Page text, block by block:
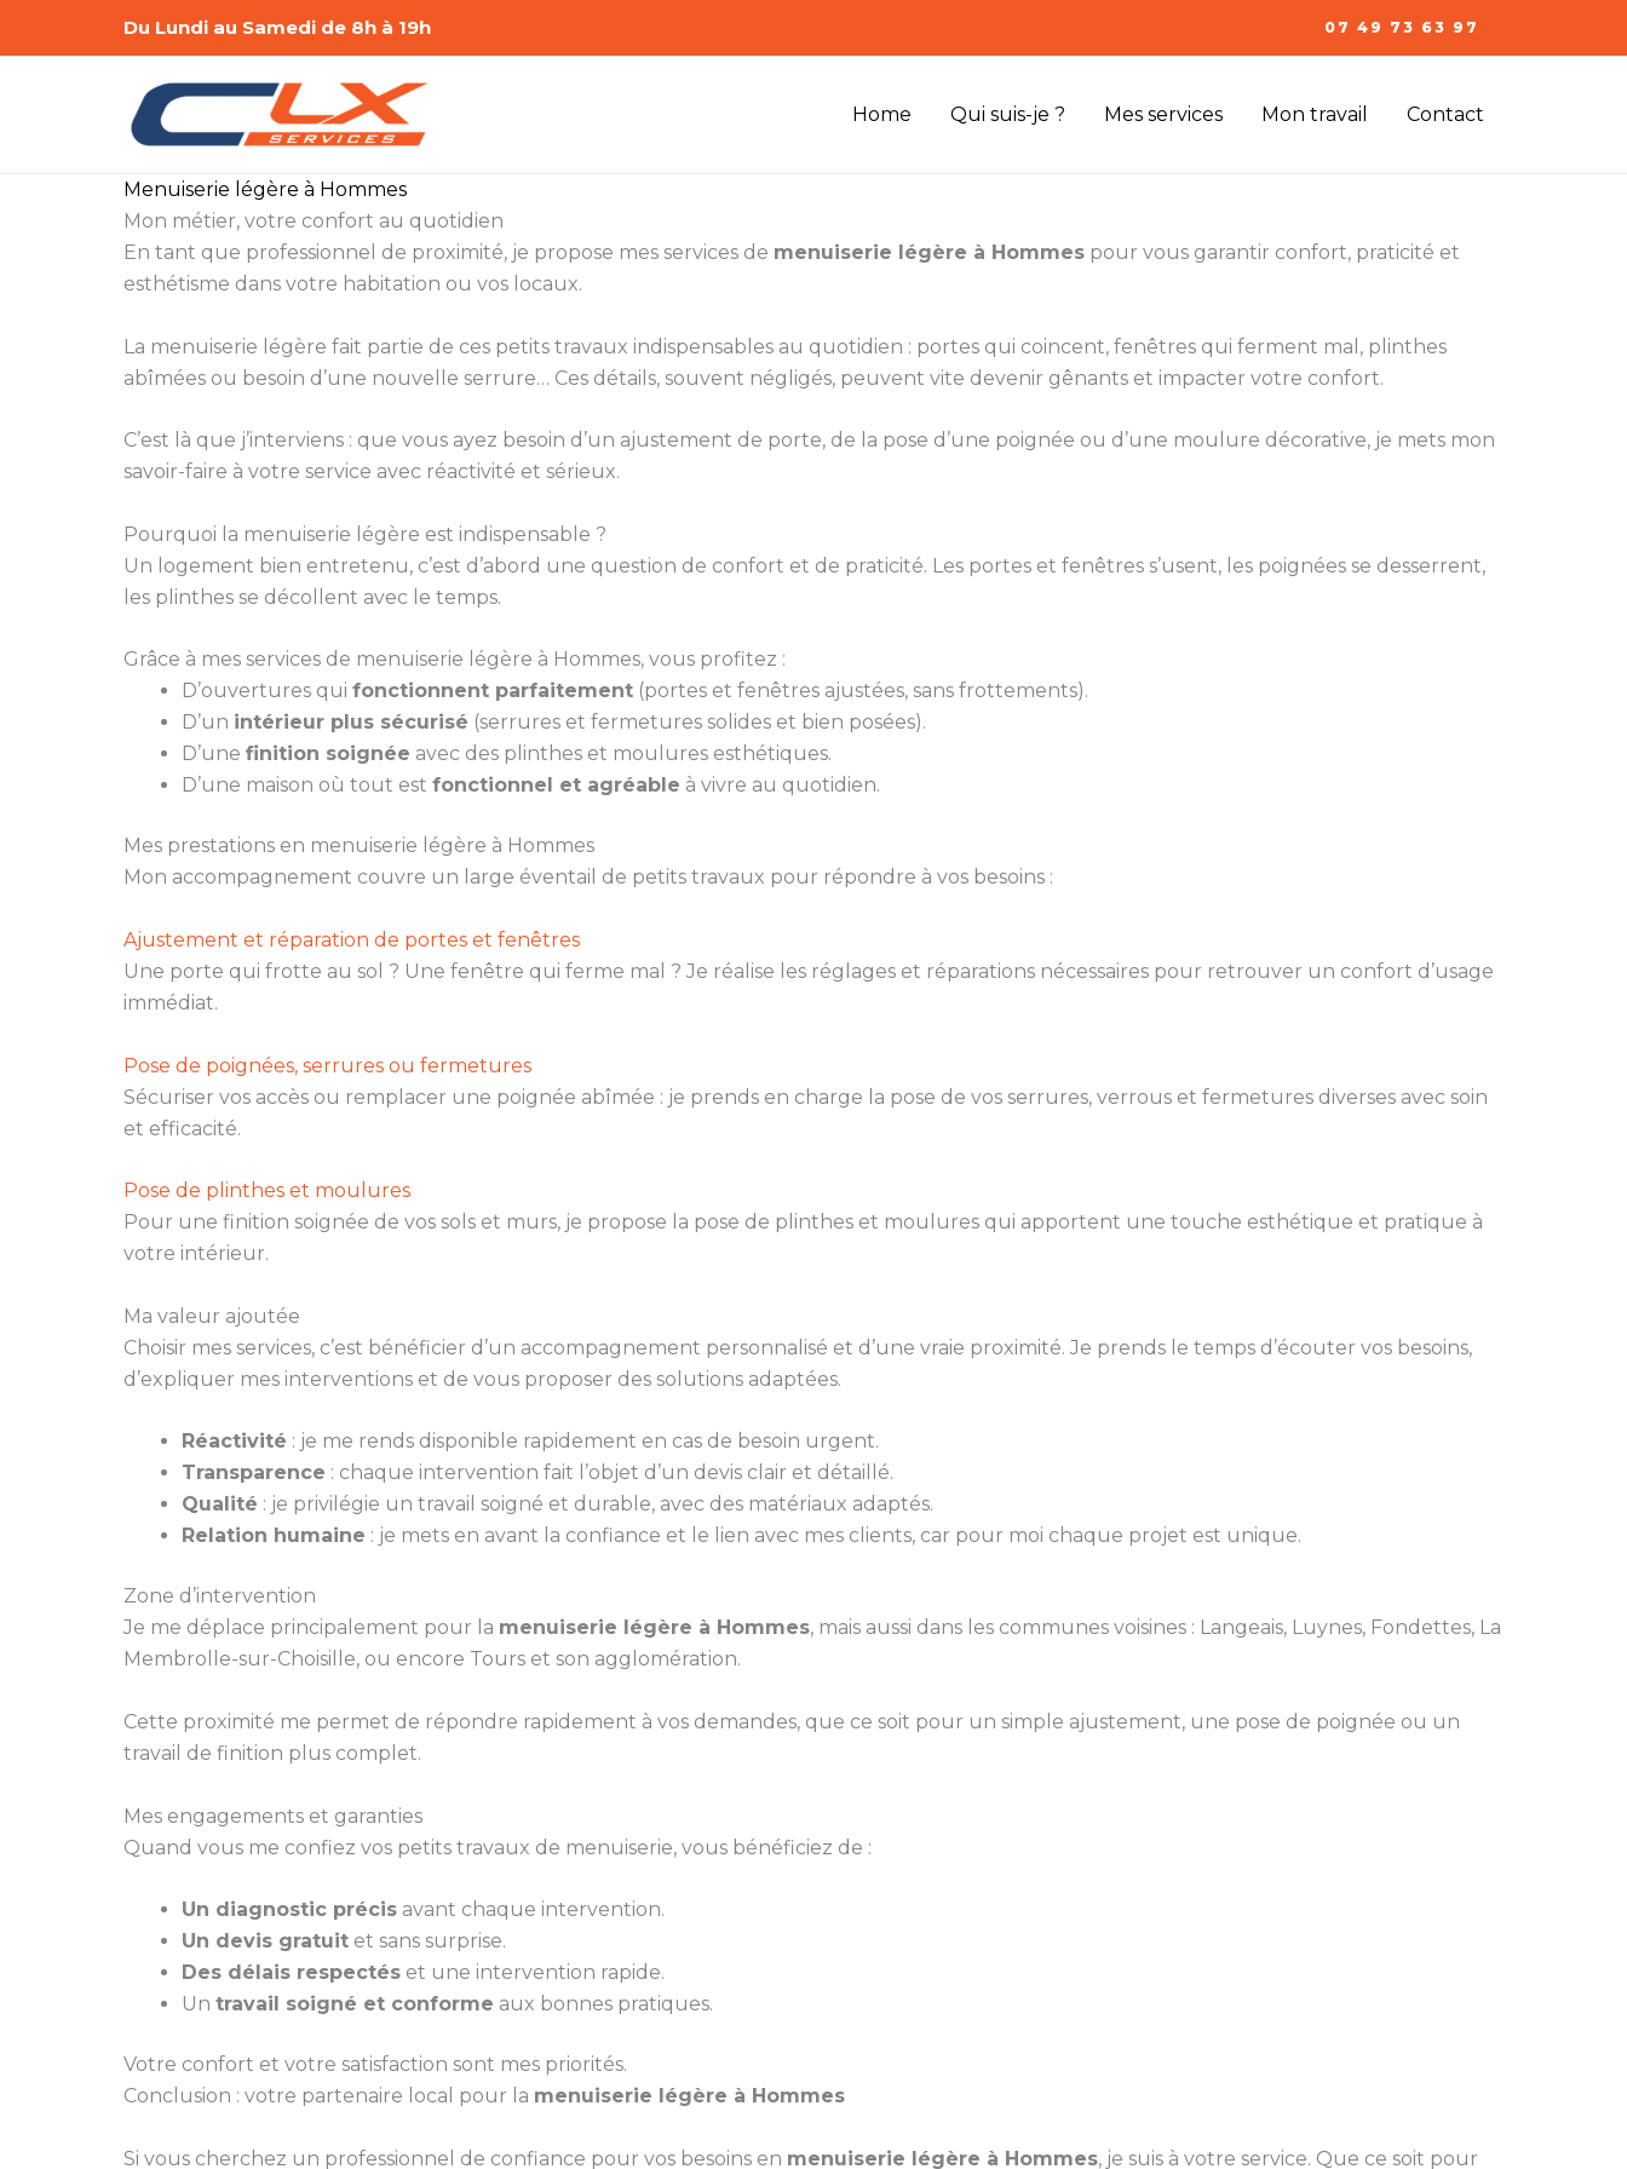
Du Lundi au Samedi de 8h à 19h 07 49 73 63 97
Home Qui suis-je ? Mes services Mon travail Contact
Menuiserie légère à Hommes
Mon métier, votre confort au quotidien
En tant que professionnel de proximité, je propose mes services de menuiserie légère à Hommes pour vous garantir confort, praticité et
esthétisme dans votre habitation ou vos locaux.
La menuiserie légère fait partie de ces petits travaux indispensables au quotidien : portes qui coincent, fenêtres qui ferment mal, plinthes
abîmées ou besoin d’une nouvelle serrure… Ces détails, souvent négligés, peuvent vite devenir gênants et impacter votre confort.
C’est là que j’interviens : que vous ayez besoin d’un ajustement de porte, de la pose d’une poignée ou d’une moulure décorative, je mets mon
savoir-faire à votre service avec réactivité et sérieux.
Pourquoi la menuiserie légère est indispensable ?
Un logement bien entretenu, c’est d’abord une question de confort et de praticité. Les portes et fenêtres s’usent, les poignées se desserrent,
les plinthes se décollent avec le temps.
Grâce à mes services de menuiserie légère à Hommes, vous profitez :
D’ouvertures qui fonctionnent parfaitement (portes et fenêtres ajustées, sans frottements).
D’un intérieur plus sécurisé (serrures et fermetures solides et bien posées).
D’une finition soignée avec des plinthes et moulures esthétiques.
D’une maison où tout est fonctionnel et agréable à vivre au quotidien.
Mes prestations en menuiserie légère à Hommes
Mon accompagnement couvre un large éventail de petits travaux pour répondre à vos besoins :
Ajustement et réparation de portes et fenêtres
Une porte qui frotte au sol ? Une fenêtre qui ferme mal ? Je réalise les réglages et réparations nécessaires pour retrouver un confort d’usage
immédiat.
Pose de poignées, serrures ou fermetures
Sécuriser vos accès ou remplacer une poignée abîmée : je prends en charge la pose de vos serrures, verrous et fermetures diverses avec soin
et efficacité.
Pose de plinthes et moulures
Pour une finition soignée de vos sols et murs, je propose la pose de plinthes et moulures qui apportent une touche esthétique et pratique à
votre intérieur.
Ma valeur ajoutée
Choisir mes services, c’est bénéficier d’un accompagnement personnalisé et d’une vraie proximité. Je prends le temps d’écouter vos besoins,
d’expliquer mes interventions et de vous proposer des solutions adaptées.
Réactivité : je me rends disponible rapidement en cas de besoin urgent.
Transparence : chaque intervention fait l’objet d’un devis clair et détaillé.
Qualité : je privilégie un travail soigné et durable, avec des matériaux adaptés.
Relation humaine : je mets en avant la confiance et le lien avec mes clients, car pour moi chaque projet est unique.
Zone d’intervention
Je me déplace principalement pour la menuiserie légère à Hommes, mais aussi dans les communes voisines : Langeais, Luynes, Fondettes, La
Membrolle-sur-Choisille, ou encore Tours et son agglomération.
Cette proximité me permet de répondre rapidement à vos demandes, que ce soit pour un simple ajustement, une pose de poignée ou un
travail de finition plus complet.
Mes engagements et garanties
Quand vous me confiez vos petits travaux de menuiserie, vous bénéficiez de :
Un diagnostic précis avant chaque intervention.
Un devis gratuit et sans surprise.
Des délais respectés et une intervention rapide.
Un travail soigné et conforme aux bonnes pratiques.
Votre confort et votre satisfaction sont mes priorités.
Conclusion : votre partenaire local pour la menuiserie légère à Hommes
Si vous cherchez un professionnel de confiance pour vos besoins en menuiserie légère à Hommes, je suis à votre service. Que ce soit pour